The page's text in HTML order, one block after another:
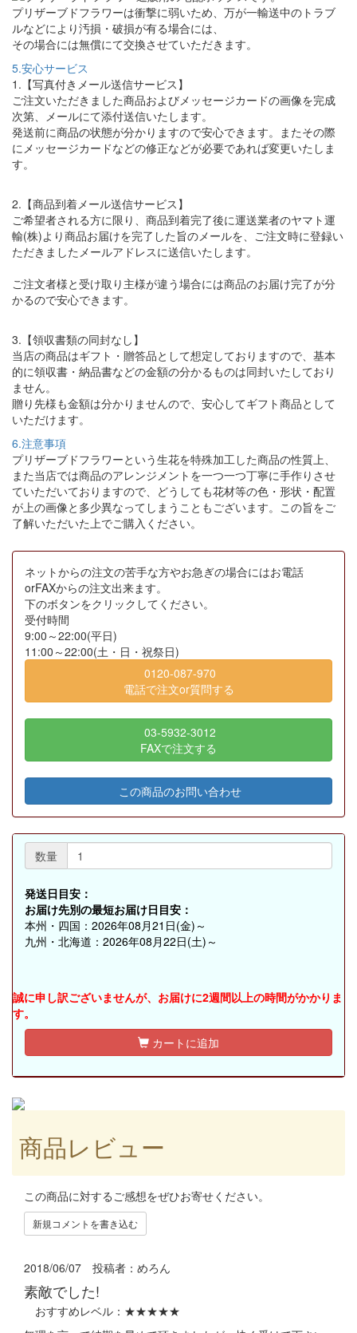
プリザーブドフラワーは衝撃に弱いため、万が一輸送中のトラブ
ルなどにより汚損・破損が有る場合には、
その場合には無償にて交換させていただきます。
5.安心サービス
1.【写真付きメール送信サービス】
ご注文いただきました商品およびメッセージカードの画像を完成
次第、メールにて添付送信いたします。
発送前に商品の状態が分かりますので安心できます。またその際
にメッセージカードなどの修正などが必要であれば変更いたしま
す。
2.【商品到着メール送信サービス】
ご希望者される方に限り、商品到着完了後に運送業者のヤマト運
輸(株)より商品お届けを完了した旨のメールを、ご注文時に登録い
ただきましたメールアドレスに送信いたします。
ご注文者様と受け取り主様が違う場合には商品のお届け完了が分
かるので安心できます。
3.【領収書類の同封なし】
当店の商品はギフト・贈答品として想定しておりますので、基本
的に領収書・納品書などの金額の分かるものは同封いたしており
ません。
贈り先様も金額は分かりませんので、安心してギフト商品として
いただけます。
6.注意事項
プリザーブドフラワーという生花を特殊加工した商品の性質上、
また当店では商品のアレンジメントを一つ一つ丁寧に手作りさせ
ていただいておりますので、どうしても花材等の色・形状・配置
が上の画像と多少異なってしまうこともございます。この旨をご
了解いただいた上でご購入ください。
ネットからの注文の苦手な方やお急ぎの場合にはお電話
orFAXからの注文出来ます。
下のボタンをクリックしてください。
受付時間
9:00～22:00(平日)
11:00～22:00(土・日・祝祭日)
0120-087-970
電話で注文or質問する
03-5932-3012
FAXで注文する
この商品のお問い合わせ
数量
発送日目安：
お届け先別の最短お届け日目安：
本州・四国：2026年08月21日(金)～
九州・北海道：2026年08月22日(土)～
誠に申し訳ございませんが、お届けに2週間以上の時間がかかりま
す。
カートに追加
商品レビュー
この商品に対するご感想をぜひお寄せください。
新規コメントを書き込む
2018/06/07 投稿者： めろん
素敵でした!
おすすめレベル： ★★★★★